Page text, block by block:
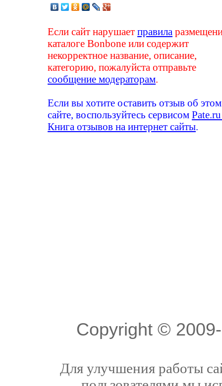
Если сайт нарушаетправила
каталоге Bonbone или содержит
некорректное название, описание,
категорию, пожалуйста отправьте
сообщение модераторам
Если вы хотите оставить отзыв об этом
сайте, воспользуйтесь сервисом
Книга отзывов на интернет сайты
Copyright ©
Для улучшения работы